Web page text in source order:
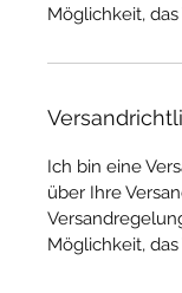
Möglichkeit,
Ich bin eine
über Ihre
Möglichkeit,